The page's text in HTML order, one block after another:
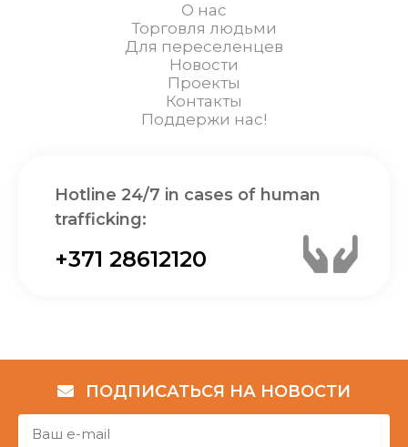
О нас
Торговля людьми
Для переселенцев
Новости
Проекты
Контакты
Поддержи нас!
Hotline 24/7 in cases of human
trafficking:
+371 28612120
ПОДПИСАТЬСЯ НА НОВОСТИ